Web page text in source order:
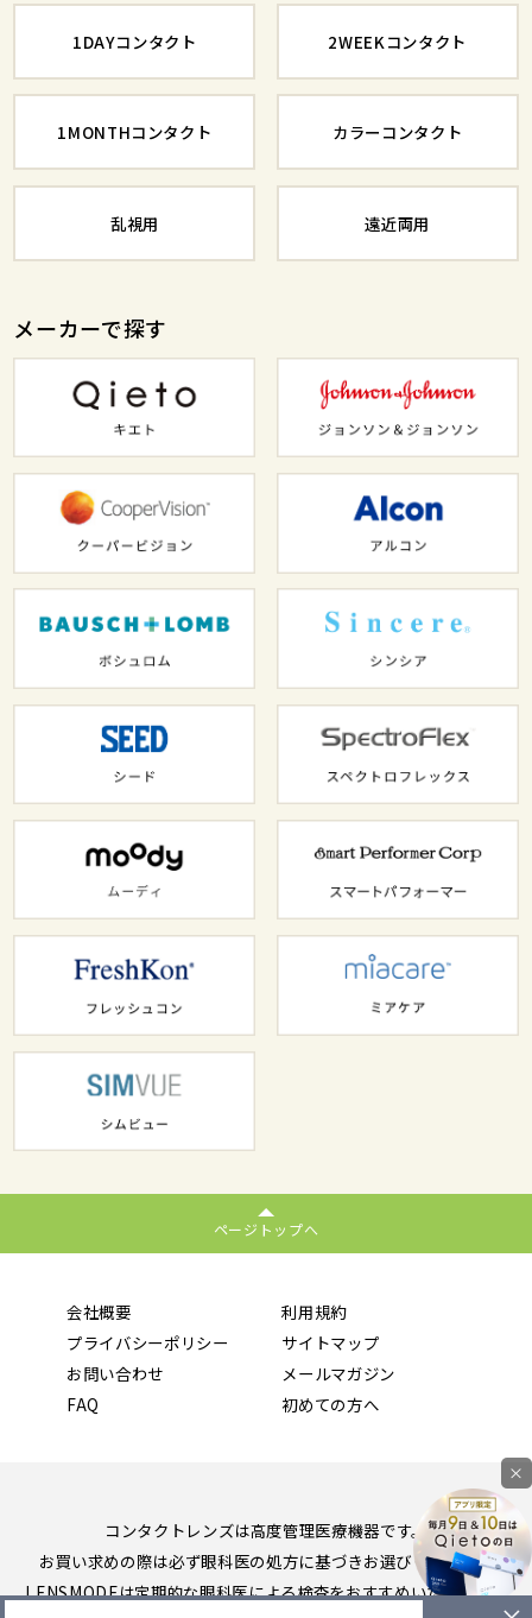
1DAYコンタクト 2WEEKコンタクト
1MONTHコンタクト カラーコンタクト
乱視用 遠近両用
メーカーで探す
ページトップへ
会社概要
利用規約
プライバシーポリシー
サイトマップ
お問い合わせ
メールマガジン
FAQ
初めての方へ
コンタクトレンズは高度管理医療機器です。
お買い求めの際は必ず眼科医の処方に基づきお選びください。
LENSMODEは定期的な眼科医による検査をおすすめいたします。
×